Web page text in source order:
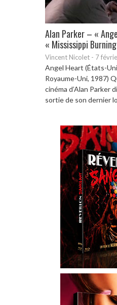
Alan Parker – «
« Mississippi
Vincent Nicolet - 7
Angel Heart (États-
Royaume-Uni, 1987)
cinéma d’Alan Parker
sortie de son dernier